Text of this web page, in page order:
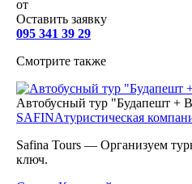
от
Оставить заявку
095 341 39 29
Смотрите также
Автобусный тур "Будапешт +
SAFINAтуристическая
Safina Tours — Организуем
ключ.